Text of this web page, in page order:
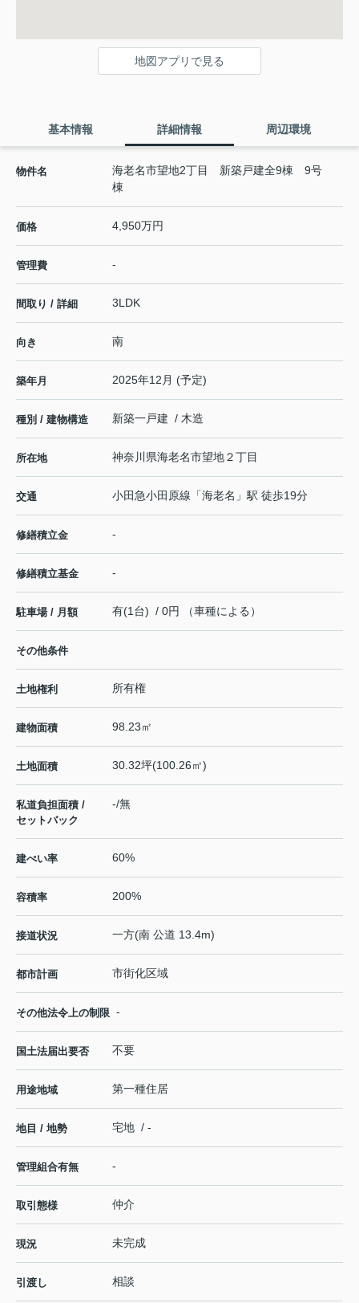
地図アプリで見る
基本情報 詳細情報 周辺環境
物件名
海老名市望地2丁目 新築戸建全9棟 9号
棟
価格 4,950万円
管理費 -
間取り / 詳細 3LDK
向き 南
築年月 2025年12月 (予定)
種別 / 建物構造 新築一戸建 / 木造
所在地 神奈川県海老名市望地２丁目
交通 小田急小田原線 「海老名 」駅 徒歩19分
修繕積立金 -
修繕積立基金 -
駐車場 / 月額 有(1台) / 0円 （車種による）
その他条件
土地権利 所有権
建物面積 98.23㎡
土地面積 30.32坪(100.26㎡)
私道負担面積 /
セットバック
-/無
建ぺい率 60%
容積率 200%
接道状況 一方(南 公道 13.4m)
都市計画 市街化区域
その他法令上の制限 -
国土法届出要否 不要
用途地域 第一種住居
地目 / 地勢 宅地 / -
管理組合有無 -
取引態様 仲介
現況 未完成
引渡し 相談